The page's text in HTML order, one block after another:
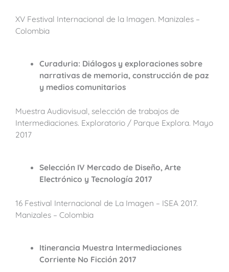
XV Festival Internacional de la Imagen. Manizales –
Colombia
Curaduria: Diálogos y exploraciones sobre
narrativas de memoria, construcción de paz
y medios comunitarios
Muestra Audiovisual, selección de trabajos de
Intermediaciones. Exploratorio / Parque Explora. Mayo
2017
Selección IV Mercado de Diseño, Arte
Electrónico y Tecnología 2017
16 Festival Internacional de La Imagen – ISEA 2017.
Manizales – Colombia
Itinerancia Muestra Intermediaciones
Corriente No Ficción 2017